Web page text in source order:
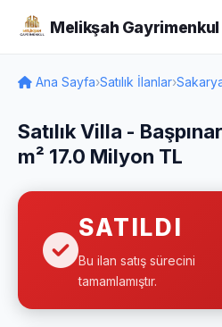
Melikşah Gayrimenkul
Ana Sayfa›Satılık İlanlar›
Satılık Villa -
m² 17.0 Milyon TL
SATILDI
Bu ilan satış sürecini
tamamlamıştır.